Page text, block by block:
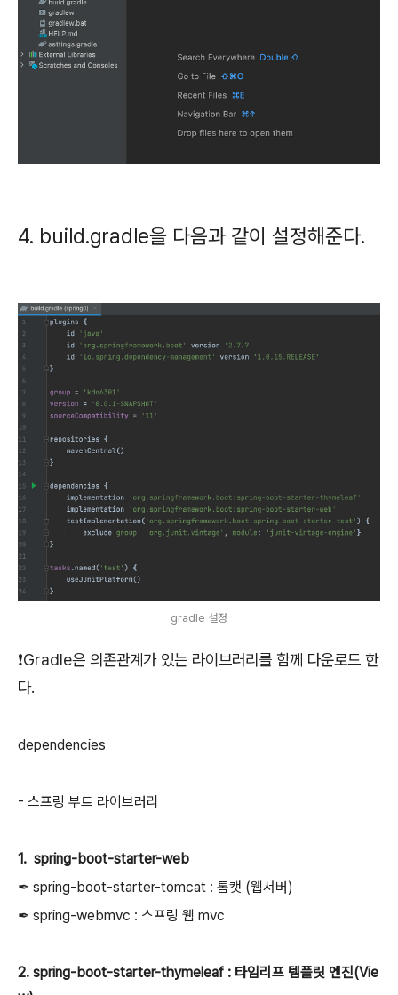
4. build.gradle을 다음과 같이 설정해준다.
gradle 설정
❗️Gradle은 의존관계가 있는 라이브러리를 함께 다운로드 한
다.
dependencies
- 스프링 부트 라이브러리
1. spring-boot-starter-web
✒︎ spring-boot-starter-tomcat : 톰캣 (웹서버)
✒︎ spring-webmvc : 스프링 웹 mvc
2. spring-boot-starter-thymeleaf : 타임리프 템플릿 엔진(Vie